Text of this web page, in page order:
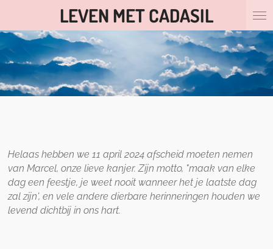
direct
naar
de
hoofdinhoud
LEVEN MET CADASIL
Helaas hebben we 11 april 2024 afscheid moeten nemen
van Marcel, onze lieve kanjer. Zijn motto, "maak van elke
dag een feestje, je weet nooit wanneer het je laatste dag
zal zijn', en vele andere dierbare herinneringen houden we
levend dichtbij in ons hart.